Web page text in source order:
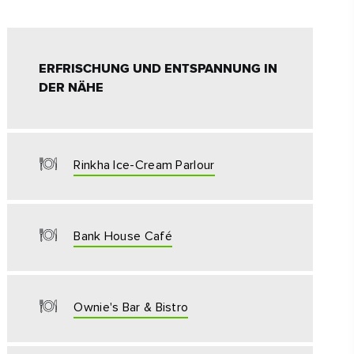
-
ERFRISCHUNG UND ENTSPANNUNG IN
DER NÄHE
Rinkha Ice-Cream Parlour
Bank House Café
Ownie's Bar & Bistro